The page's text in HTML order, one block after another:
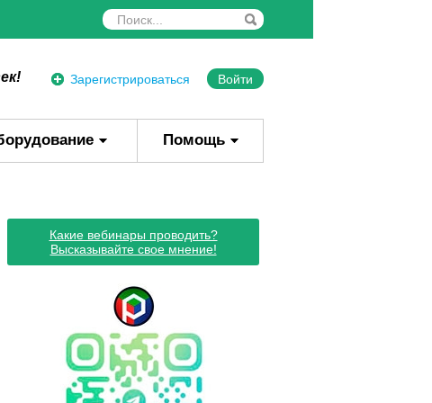
Зарегистрироваться Войти
Помощь
Какие вебинары проводить?
Высказывайте свое мнение!